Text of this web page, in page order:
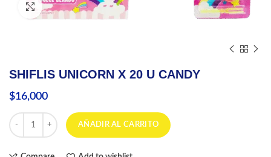
Click to enlarge
SHIFLIS UNICORN X 20 U CANDY
$16,000
SHIFLIS UNICORN X 20 U CANDY cantidad
AÑADIR AL CARRITO